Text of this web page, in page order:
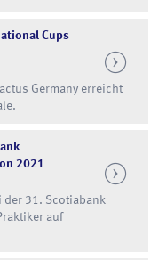
Cups
Germany erreicht
2021
der 31. Scotiabank
auf